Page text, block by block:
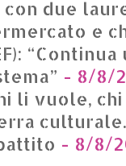
con due
e
- 8/8/
li vuole,
- 8/8/